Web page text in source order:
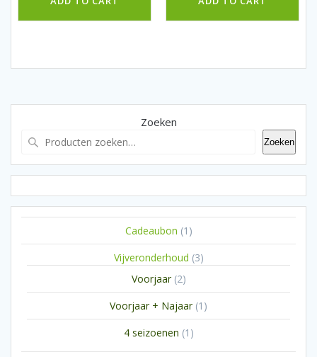
Zoeken
Zoeken
Cadeaubon 1 1
product
Vijveronderhoud 33
Voorjaar 22
producten
Voorjaar + Najaar 1 1
product
4 seizoenen 1 1